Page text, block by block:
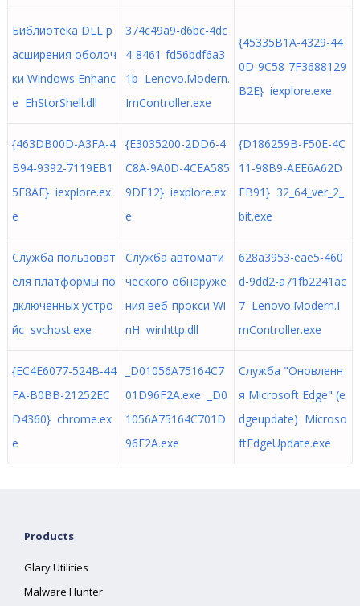
Библиотека DLL р
асширения оболоч
ки Windows Enhanc
e EhStorShell.dll
374c49a9-d6bc-4dc
4-8461-fd56bdf6a3
1b Lenovo.Modern.
ImController.exe
{45335B1A-4329-44
0D-9C58-7F3688129
B2E} iexplore.exe
{463DB00D-A3FA-4
B94-9392-7119EB1
5E8AF} iexplore.ex
e
{E3035200-2DD6-4
C8A-9A0D-4CEA585
9DF12} iexplore.ex
e
{D186259B-F50E-4C
11-98B9-AEE6A62D
FB91} 32_64_ver_2_
bit.exe
Служба пользоват
еля платформы по
дключенных устро
йс svchost.exe
Служба автомати
ческого обнаруже
ния веб-прокси Wi
nH winhttp.dll
628a3953-eae5-460
d-9dd2-a71fb2241ac
7 Lenovo.Modern.I
mController.exe
{EC4E6077-524B-44
FA-B0BB-21252EC
D4360} chrome.ex
e
_D01056A75164C7
01D96F2A.exe _D0
1056A75164C701D
96F2A.exe
Служба "Оновленн
я Microsoft Edge" (e
dgeupdate) Microso
ftEdgeUpdate.exe
Products
Glary Utilities
Malware Hunter